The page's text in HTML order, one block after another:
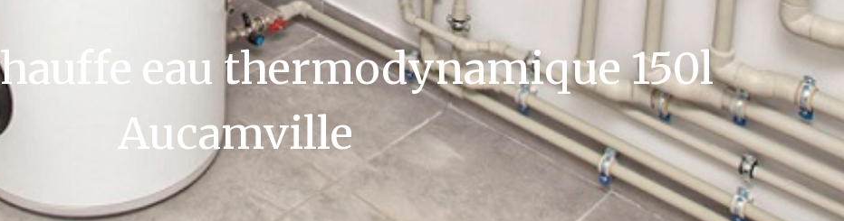
eau thermodynamique 150l
Aucamville